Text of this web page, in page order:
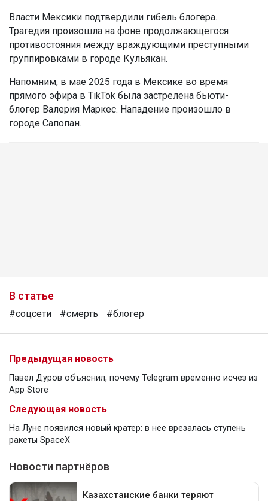
Власти Мексики подтвердили гибель блогера.
Трагедия произошла на фоне продолжающегося
противостояния между враждующими преступными
группировками в городе Кульякан.
Напомним, в мае 2025 года в Мексике во время
прямого эфира в TikTok была застрелена бьюти-
блогер Валерия Маркес. Нападение произошло в
городе Сапопан.
В статье
#соцсети #смерть #блогер
Предыдущая новость
Павел Дуров объяснил, почему Telegram временно исчез из
App Store
Следующая новость
На Луне появился новый кратер: в нее врезалась ступень
ракеты SpaceX